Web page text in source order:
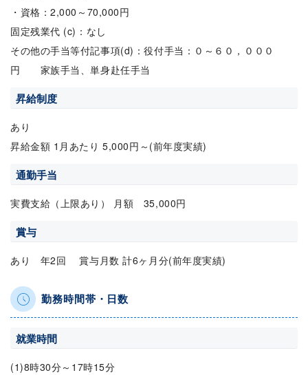
・資格：2,000～70,000円
固定残業代 (c)：なし
その他の手当等付記事項(d)：役付手当：０～６０，０００
円 家族手当、単身赴任手当
昇給制度
あり
昇給金額 1月あたり 5,000円～(前年度実績)
通勤手当
実費支給（上限あり） 月額 35,000円
賞与
あり 年2回 賞与月数 計6ヶ月分(前年度実績)
勤務時間帯・日数
就業時間
(1)8時30分～17時15分